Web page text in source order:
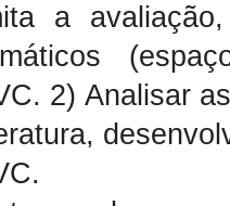
a
2) Analisar